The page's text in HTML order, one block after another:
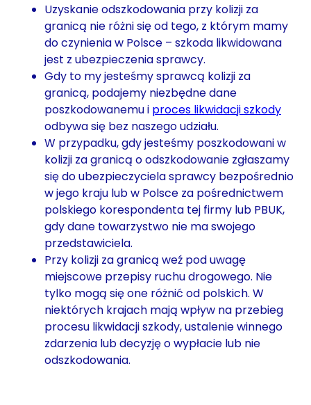
Uzyskanie odszkodowania przy kolizji za
granicą nie różni się od tego, z którym mamy
do czynienia w Polsce – szkoda likwidowana
jest z ubezpieczenia sprawcy.
Gdy to my jesteśmy sprawcą kolizji za
granicą, podajemy niezbędne dane
poszkodowanemu i proces likwidacji szkody
odbywa się bez naszego udziału.
W przypadku, gdy jesteśmy poszkodowani w
kolizji za granicą o odszkodowanie zgłaszamy
się do ubezpieczyciela sprawcy bezpośrednio
w jego kraju lub w Polsce za pośrednictwem
polskiego korespondenta tej firmy lub PBUK,
gdy dane towarzystwo nie ma swojego
przedstawiciela.
Przy kolizji za granicą weź pod uwagę
miejscowe przepisy ruchu drogowego. Nie
tylko mogą się one różnić od polskich. W
niektórych krajach mają wpływ na przebieg
procesu likwidacji szkody, ustalenie winnego
zdarzenia lub decyzję o wypłacie lub nie
odszkodowania.